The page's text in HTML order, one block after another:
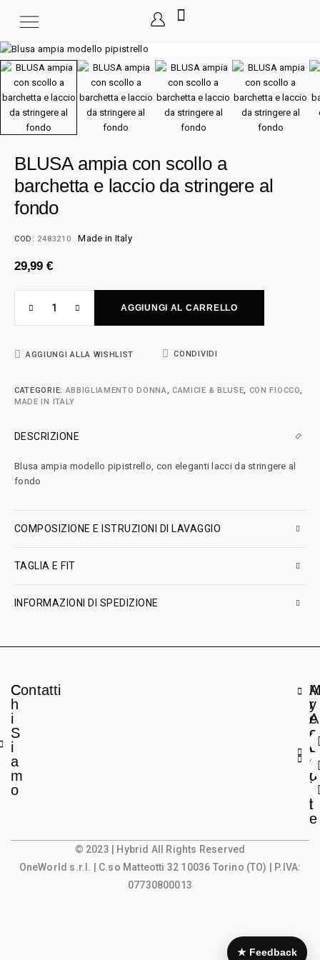
BLUSA ampia con scollo a
barchetta e laccio da stringere al
fondo
COD: 2483210 Made in Italy
29,99 €
AGGIUNGI AL CARRELLO
AGGIUNGI ALLA WISHLIST CONDIVIDI
CATEGORIE: ABBIGLIAMENTO DONNA, CAMICIE & BLUSE, CON FIOCCO,
MADE IN ITALY
DESCRIZIONE
Blusa ampia modello pipistrello, con eleganti lacci da stringere al
fondo
COMPOSIZIONE E ISTRUZIONI DI LAVAGGIO
TAGLIA E FIT
INFORMAZIONI DI SPEDIZIONE
C
h
i
S
i
a
m
o
Contatti
A
r
e
a
L
e
g
l
e
y
A
c
c
o
u
t
© 2023 | Hybrid All Rights Reserved
OneWorld s.r.l.
| C.so Matteotti 32 10036 Torino (TO) | P.IVA:
07730800013
★ Feedback